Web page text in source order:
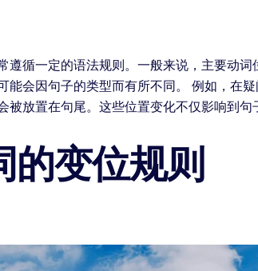
遵循一定的语法规则。一般来说，主要动
会因句子的类型而有所不同。 例如，在
放置在句尾。这些位置变化不仅影响到
的变位规则